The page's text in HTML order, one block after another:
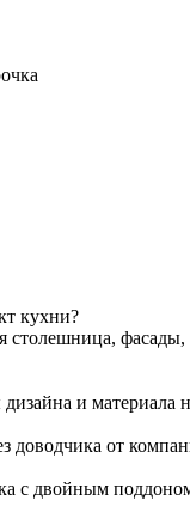
кухни?
столешница, фасады,
и материала
доводчика от
с двойным